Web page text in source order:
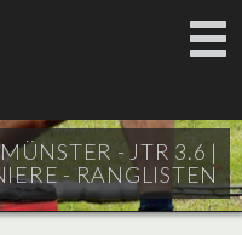
- JTR 3.6 |
- RANGLISTEN